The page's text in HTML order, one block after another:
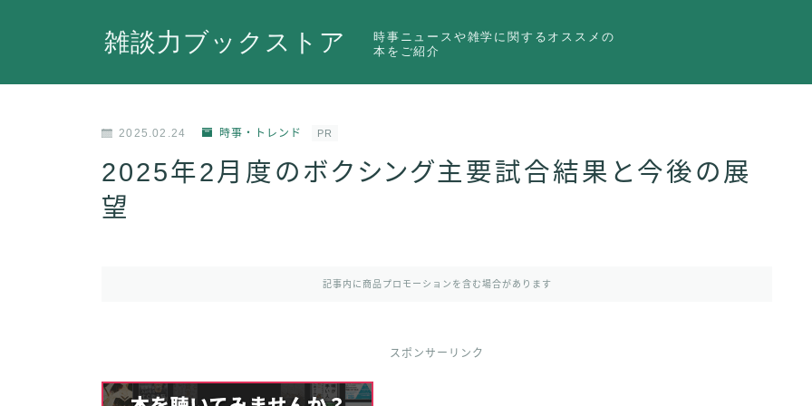
雑談力ブックストア
時事ニュースや雑学に関するオススメの
本をご紹介
2025.02.24 時事・トレンド PR
2025年2月度のボクシング主要試合結果と今後の展
望
記事内に商品プロモーションを含む場合があります
スポンサーリンク